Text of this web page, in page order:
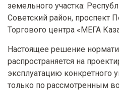
земельного участка:
Советский район, проспект
Торгового центра «МЕГА
Настоящее решение
распространяется на
эксплуатацию конкретного
только по рассмотренным